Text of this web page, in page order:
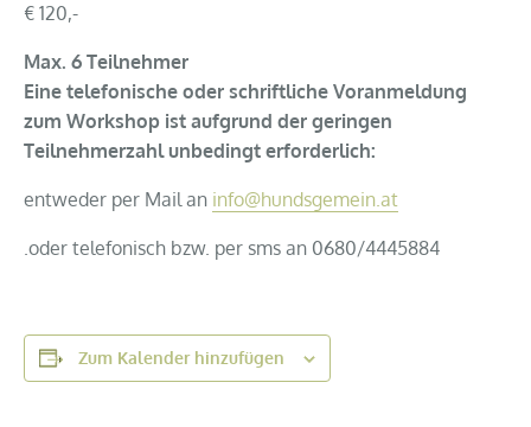
€ 120,-
Max. 6 Teilnehmer
Eine telefonische oder schriftliche Voranmeldung
zum Workshop ist aufgrund der geringen
Teilnehmerzahl unbedingt erforderlich:
entweder per Mail an info@hundsgemein.at
.oder telefonisch bzw. per sms an 0680/4445884
Zum Kalender hinzufügen